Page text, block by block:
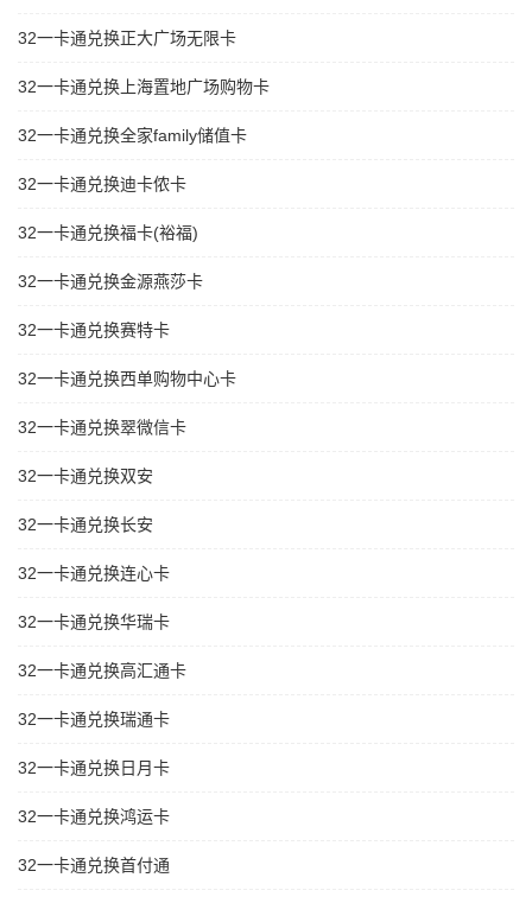
32一卡通兑换正大广场无限卡
32一卡通兑换上海置地广场购物卡
32一卡通兑换全家family储值卡
32一卡通兑换迪卡侬卡
32一卡通兑换福卡(裕福)
32一卡通兑换金源燕莎卡
32一卡通兑换赛特卡
32一卡通兑换西单购物中心卡
32一卡通兑换翠微信卡
32一卡通兑换双安
32一卡通兑换长安
32一卡通兑换连心卡
32一卡通兑换华瑞卡
32一卡通兑换高汇通卡
32一卡通兑换瑞通卡
32一卡通兑换日月卡
32一卡通兑换鸿运卡
32一卡通兑换首付通